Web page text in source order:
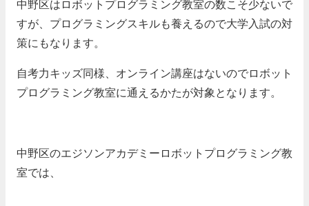
中野区はロボットプログラミング教室の数こそ少ないで
すが、プログラミングスキルも養えるので大学入試の対
策にもなります。
自考力キッズ同様、オンライン講座はないのでロボット
プログラミング教室に通えるかたが対象となります。
中野区のエジソンアカデミーロボットプログラミング教
室では、